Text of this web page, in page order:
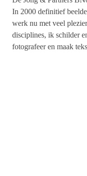
In 2000 definitief
werk nu met veel
disciplines, ik schilder
fotografeer en maak